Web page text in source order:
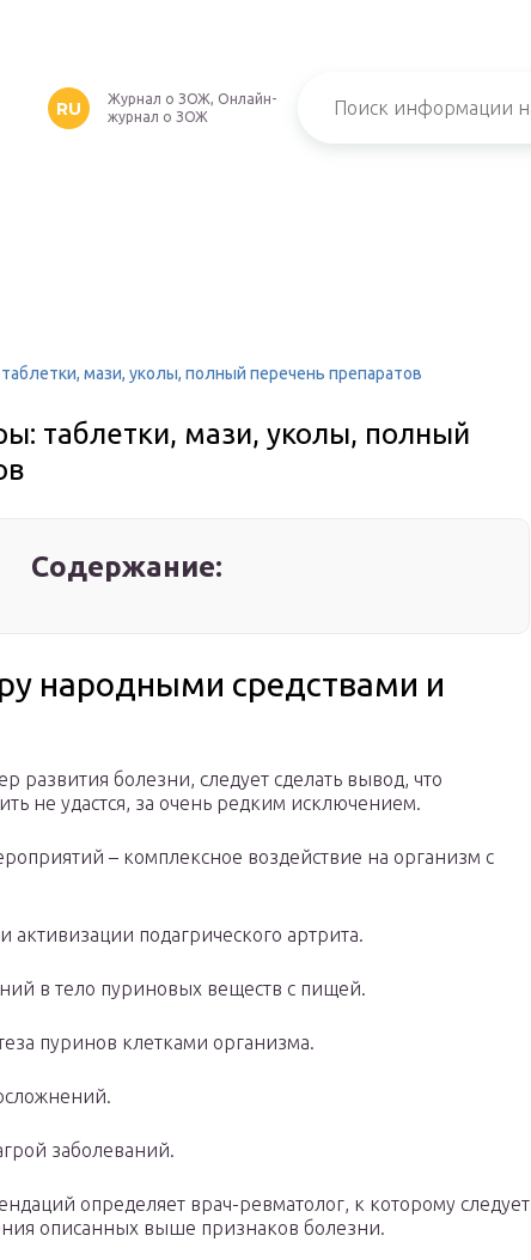
RU
Журнал о ЗОЖ, Онлайн-
журнал о ЗОЖ
мази, уколы, полный перечень препаратов
таблетки, мази, уколы, полный
Содержание:
народными средствами и
развития болезни, следует сделать вывод, что
не удастся, за очень редким исключением.
– комплексное воздействие на организм с
подагрического артрита.
в тело пуриновых веществ с пищей.
пуринов клетками организма.
заболеваний.
определяет врач-ревматолог, к которому следует
описанных выше признаков болезни.